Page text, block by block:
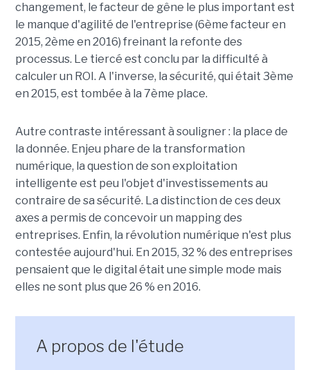
changement, le facteur de gêne le plus important est
le manque d'agilité de l'entreprise (6ème facteur en
2015, 2ème en 2016) freinant la refonte des
processus. Le tiercé est conclu par la difficulté à
calculer un ROI. A l'inverse, la sécurité, qui était 3ème
en 2015, est tombée à la 7ème place.
Autre contraste intéressant à souligner : la place de
la donnée. Enjeu phare de la transformation
numérique, la question de son exploitation
intelligente est peu l'objet d'investissements au
contraire de sa sécurité. La distinction de ces deux
axes a permis de concevoir un mapping des
entreprises. Enfin, la révolution numérique n'est plus
contestée aujourd'hui. En 2015, 32 % des entreprises
pensaient que le digital était une simple mode mais
elles ne sont plus que 26 % en 2016.
A propos de l'étude